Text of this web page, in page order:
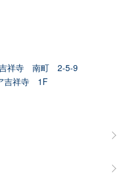
祥寺 南町 2-5-9
吉祥寺 1F